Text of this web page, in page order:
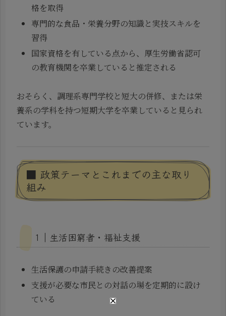
格を取得
専門的な食品・栄養分野の知識と実技スキルを
習得
国家資格を有している点から、厚生労働省認可
の教育機関を卒業していると推定される
おそらく、調理系専門学校と短大の併修、または栄
養系の学科を持つ短期大学を卒業していると見られ
ています。
■ 政策テーマとこれまでの主な取り
組み
1｜生活困窮者・福祉支援
生活保護の申請手続きの改善提案
支援が必要な市民との対話の場を定期的に設け
ている